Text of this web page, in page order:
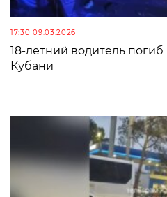
17:30 09.03.2026
18-летний водитель
Кубани